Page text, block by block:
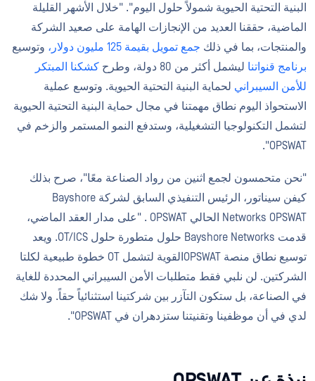
البنية التحتية الحيوية شمولاً حلول اليوم". "خلال الأشهر القليلة
الماضية، حققنا العديد من الإنجازات الهامة على صعيد الشركة
والمنتجات، بما في ذلك جمع تمويل بقيمة 125 مليون دولار،
وتوسيع
برنامج قنواتنا ليشمل أكثر من 80 دولة، وطرح
كشكنا المبتكر
للأمن السيبراني لحماية البنية التحتية الحيوية. وتوسع عملية
الاستحواذ اليوم نطاق مهمتنا في مجال حماية البنية التحتية الحيوية
لتشمل التكنولوجيا التشغيلية، وستدفع النمو المستمر والزخم في
OPSWAT".
"نحن متحمسون لجمع اثنين من رواد الصناعة معًا"، صرح بذلك
كيفن سيناتور، الرئيس التنفيذي السابق لشركة Bayshore
Networks OPSWAT الحالي OPSWAT . "على مدار العقد الماضي،
قدمت Bayshore Networks حلول متطورة حلول OT/ICS. ويعد
توسيع نطاق منصة OPSWATالقوية لتشمل OT خطوة طبيعية لكلتا
الشركتين. لن نلبي فقط متطلبات الأمن السيبراني المحددة للغاية
في الصناعة، بل ستكون التآزر بين شركتينا استثنائياً حقاً. ولا شك
لدي في أن موظفينا وتقنيتنا ستزدهران في OPSWAT".